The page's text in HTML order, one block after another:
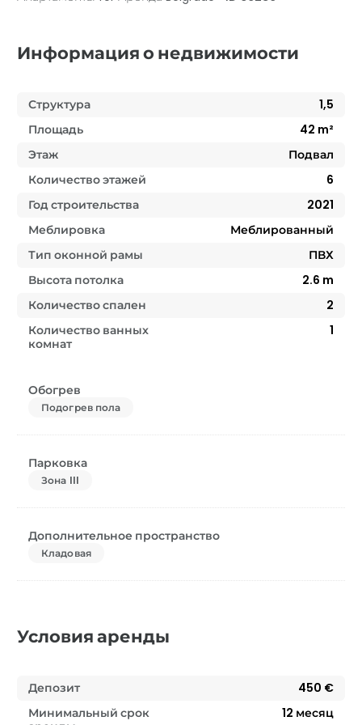
Информация о недвижимости
Структура
1,5
Площадь
42 m²
Этаж
Подвал
Количество этажей
6
Год строительства
2021
Меблировка
Меблированный
Тип оконной рамы
ПВХ
Высота потолка
2.6 m
Количество спален
2
Количество ванных
комнат
1
Обогрев
Подогрев пола
Парковка
Зона III
Дополнительное пространство
Кладовая
Условия аренды
Депозит
450 €
Минимальный срок
12 месяц